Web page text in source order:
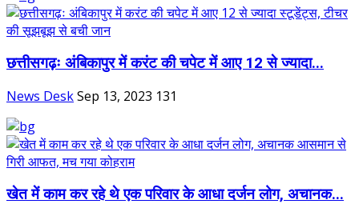
छत्तीसगढ़ः अंबिकापुर में करंट की चपेट में आए 12 से ज्यादा...
News DeskSep 13, 2023 131
खेत में काम कर रहे थे एक परिवार के आधा दर्जन लोग, अचानक...